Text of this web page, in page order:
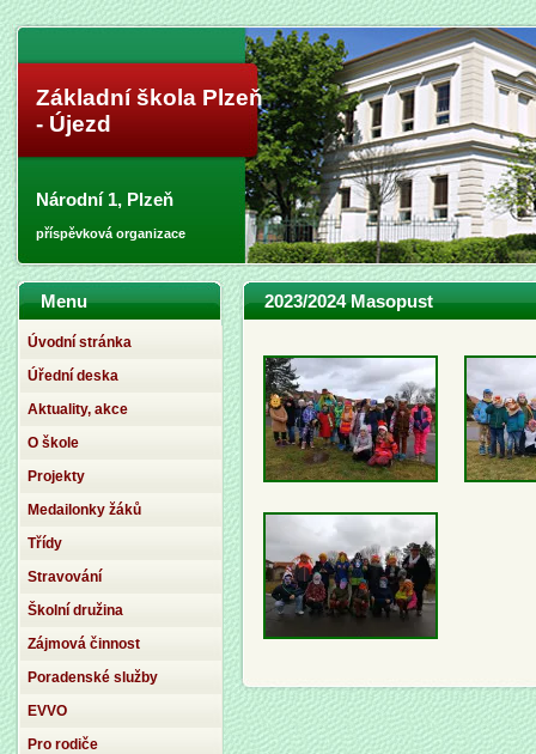
Základní škola Plzeň
- Újezd
Národní 1, Plzeň
příspěvková organizace
2023/2024 Masopust
Menu
Úvodní stránka
Úřední deska
Aktuality, akce
O škole
Projekty
Medailonky žáků
Třídy
Stravování
Školní družina
Zájmová činnost
Poradenské služby
EVVO
Pro rodiče